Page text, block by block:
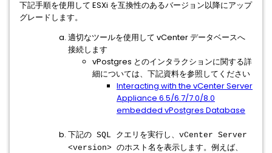
下記手順を使用して ESXi を互換性のあるバージョン以降にアップ
グレードします。
適切なツールを使用して vCenter データベースへ
接続します
vPostgres とのインタラクションに関する詳
細については、下記資料を参照してください
Interacting with the vCenter Server
Appliance 6.5/6.7/7.0/8.0
embedded vPostgres Database
下記の SQL クエリを実行し、vCenter Server
<version> のホスト名を表示します。例えば、